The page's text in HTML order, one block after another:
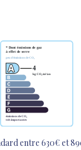
entre 630€ et